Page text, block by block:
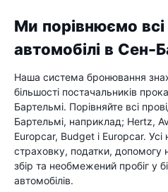
Ми порівнюємо всі
автомобілі в Сен-
Наша система бронювання
більшості постачальників
Бартельмі. Порівняйте всі
Бартельмі, наприклад; Hertz,
Europcar, Budget і Europcar. Усі
страховку, податки, допомогу
збір та необмежений пробіг у
автомобілів.